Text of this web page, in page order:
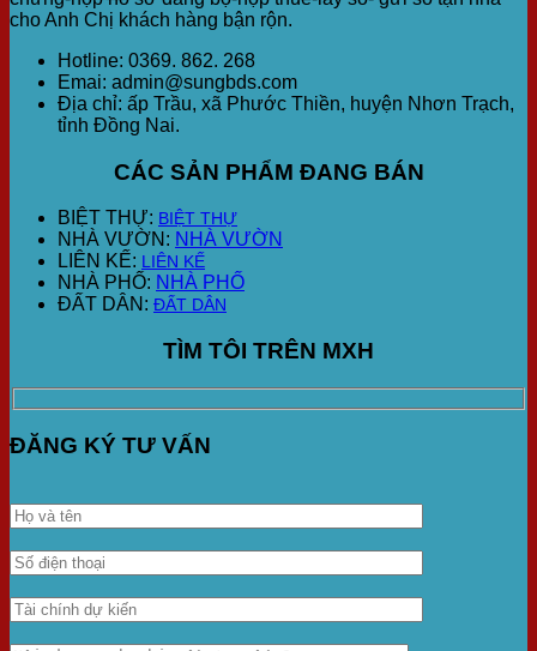
cho Anh Chị khách hàng bận rộn.
Hotline: 0369. 862. 268
Emai: admin@sungbds.com
Địa chỉ: ấp Trầu, xã Phước Thiền, huyện Nhơn Trạch,
tỉnh Đồng Nai.
CÁC SẢN PHẨM ĐANG BÁN
BIỆT THỰ: BIỆT THỰ
NHÀ VƯỜN: NHÀ VƯỜN
LIÊN KẾ: LIÊN KẾ
NHÀ PHỐ: NHÀ PHỐ
ĐẤT DÂN: ĐẤT DÂN
TÌM TÔI TRÊN MXH
ĐĂNG KÝ TƯ VẤN